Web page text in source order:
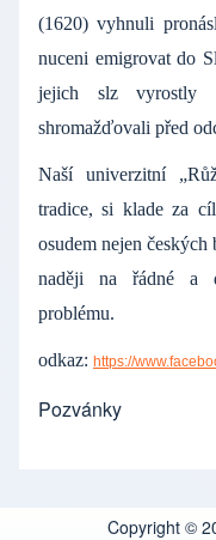
(1620) vyhnuli
nuceni emigrovat do
jejich slz vyrostly
shromažďovali před
Naší univerzitní
tradice, si klade za
osudem nejen
naději na řádné a
problému.
odkaz: https://
Pozvánky
Copyright ©